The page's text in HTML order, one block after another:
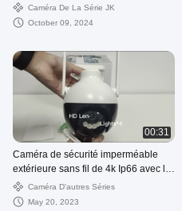
Caméra De La Série JK
October 09, 2024
00:31
Caméra de sécurité imperméable
extérieure sans fil de 4k Ip66 avec la
sirène d'alarme
Caméra D'autres Séries
May 20, 2023